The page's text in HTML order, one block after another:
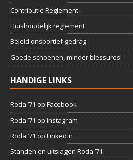
Contributie Reglement
Huishoudelijk reglement
Beleid onsportief gedrag
Goede schoenen, minder blessures!
HANDIGE LINKS
Roda ’71 op Facebook
Roda ’71 op Instagram
Roda ’71 op Linkedin
Standen en uitslagen Roda ’71